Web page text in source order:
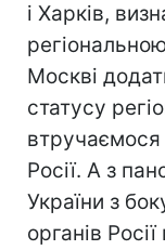
і Харків,
Москві
статусу
втручаємося
Росії. А з
України з
органів